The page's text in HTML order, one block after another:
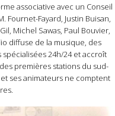
associative avec un Conseil
Fayard, Justin Buisan,
Michel Sawas, Paul Bouvier,
diffuse de la musique, des
24h/24 et accroît
premières stations du sud-
ses animateurs ne comptent